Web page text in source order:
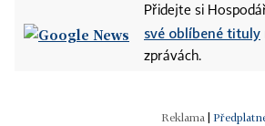
Přidejte si
své oblíbené tituly
zprávách.